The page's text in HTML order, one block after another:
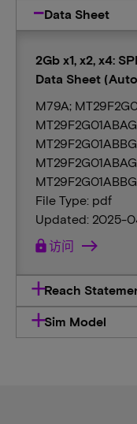
Data Sheet
2Gb x1, x2, x4:
Data Sheet
M79A;
File Type: pdf
Updated: 2025-
lock访问
Reach
Sim Model